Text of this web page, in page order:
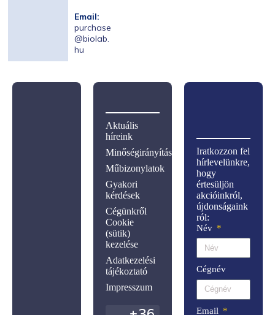
Email:
purchase
@biolab.
hu
Iratkozzon fel
hírlevelünkre,
hogy
értesüljön
akcióinkról,
újdonságaink
ról:
Név
Cégnév
Email
Aktuális
híreink
Minőségirányítás
Műbizonylatok
Gyakori
kérdések
Cégünkről
Cookie
(sütik)
kezelése
Adatkezelési
tájékoztató
Impresszum